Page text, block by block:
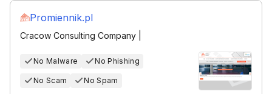
Promiennik.pl
Cracow Consulting Company |
No Malware No Phishing
No Scam No Spam